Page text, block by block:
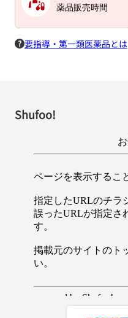
薬品販売時間
要指導・第一類医薬品とは
Shufoo!